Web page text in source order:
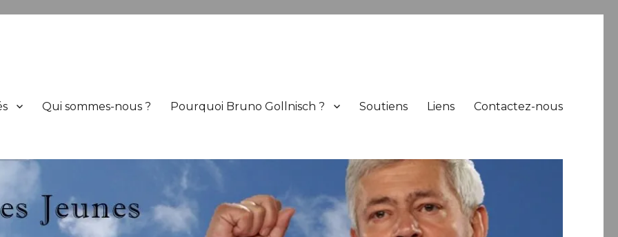
Qui sommes-nous ? Pourquoi Bruno Gollnisch ? Soutiens Liens Contactez-nous